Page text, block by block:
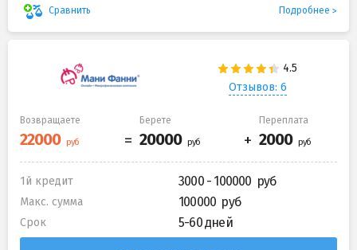
Сравнить Подробнее
Отзывов: 6
Возвращаете Берете Переплата
1й кредит 3000 - 100000
Макс. сумма 100000
Срок 5-60 дней